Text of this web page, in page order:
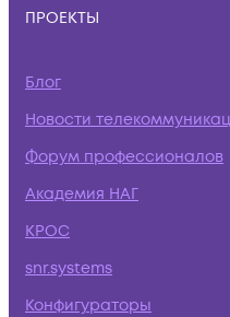
ПРОЕКТЫ
Блог
Новости
Форум профессионалов
Академия НАГ
КРОС
snr.systems
Конфигураторы